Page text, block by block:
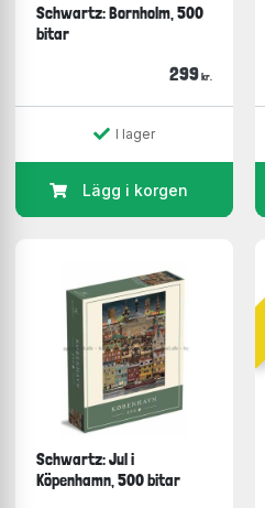
Schwartz: Bornholm, 500
bitar
299 kr.
I lager
Lägg i korgen
Schwartz: Jul i
Köpenhamn, 500 bitar